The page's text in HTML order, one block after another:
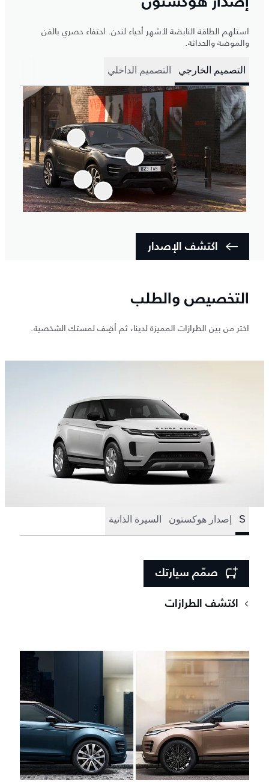
استلهم الطاقة النابضة لأشهر أحياء لندن. احتفاء حصري بالفن
والموضة والحداثة.
التصميم الخارجي التصميم الداخلي
اكتشف الإصدار
التخصيص والطلب
اختر من بين الطرازات المميزة لدينا، ثم أضِف لمستك الشخصية.
S إصدار هوكستون السيرة الذاتية
صمّم سيارتك
اكتشف الطرازات